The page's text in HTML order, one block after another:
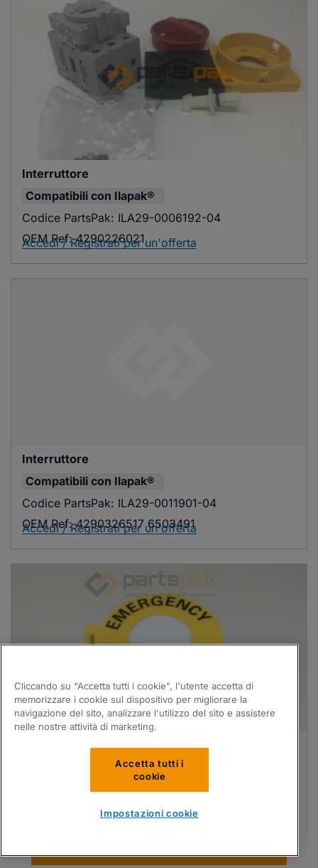
Interruttore
Compatibili con Ilapak®
Codice PartsPak: ILA29-0006192-04
OEM Ref: 4290226021
Accedi / Registrati per un'offerta
Interruttore
Compatibili con Ilapak®
Codice PartsPak: ILA29-0011901-04
OEM Ref: 4290326517 6503491
Accedi / Registrati per un'offerta
Ilapak®
Codice PartsPak:ILA29-0005796-04
4415026303
Accedi / Registrati per un'offerta
Cliccando su “Accetta tutti i cookie”, l'utente accetta di
memorizzare i cookie sul dispositivo per migliorare la
navigazione del sito, analizzare l'utilizzo del sito e assistere
nelle nostre attività di marketing.
Accetta tutti i
cookie
Impostazioni cookie